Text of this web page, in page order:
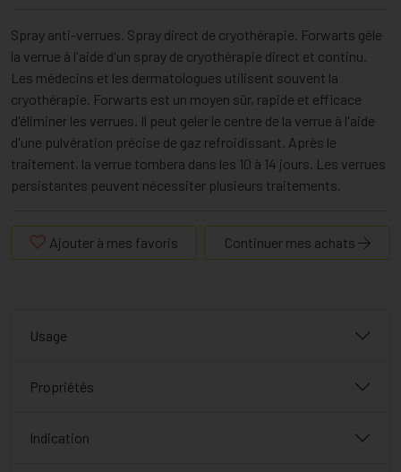
Spray anti-verrues. Spray direct de cryothérapie. Forwarts gèle
la verrue à l'aide d'un spray de cryothérapie direct et continu.
Les médecins et les dermatologues utilisent souvent la
cryothérapie. Forwarts est un moyen sûr, rapide et efficace
d'éliminer les verrues. Il peut geler le centre de la verrue à l'aide
d'une pulvération précise de gaz refroidissant. Après le
traitement, la verrue tombera dans les 10 à 14 jours. Les verrues
persistantes peuvent nécessiter plusieurs traitements.
Ajouter à mes favoris Continuer mes achats
Usage
Propriétés
Indication